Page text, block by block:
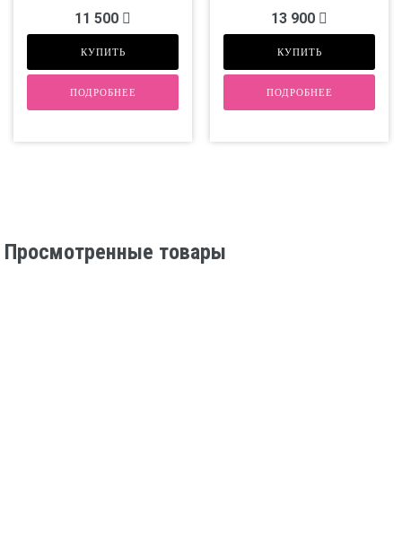
11 500
КУПИТЬ
ПОДРОБНЕЕ
13 900
КУПИТЬ
ПОДРОБНЕЕ
Просмотренные товары